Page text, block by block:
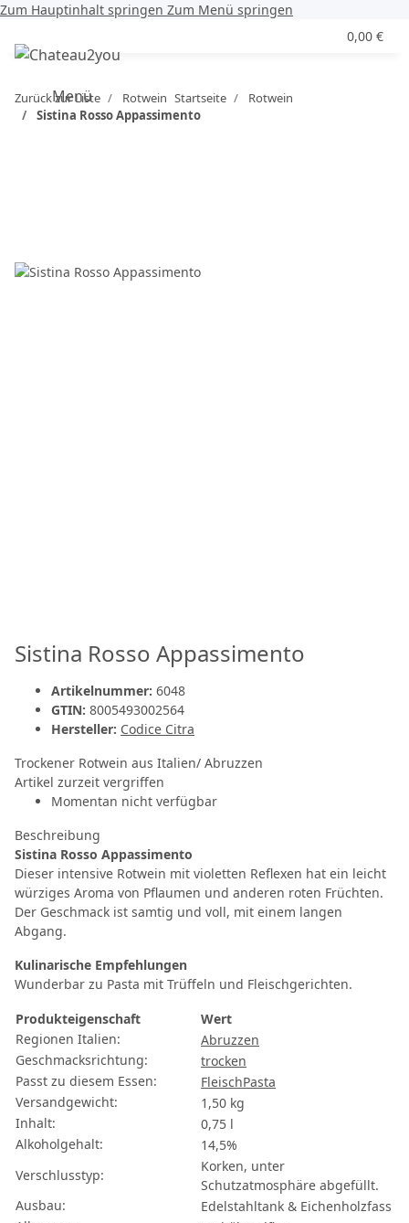
Zum Hauptinhalt springen Zum Menü springen
Menü
0,00 €
Zurück zur Liste Rotwein Startseite
Rotwein
Sistina Rosso Appassimento
Sistina Rosso Appassimento
Artikelnummer: 6048
GTIN: 8005493002564
Hersteller: Codice Citra
Trockener Rotwein aus Italien/ Abruzzen
Artikel zurzeit vergriffen
Momentan nicht verfügbar
Beschreibung
Sistina Rosso Appassimento
Dieser intensive Rotwein mit violetten Reflexen hat ein leicht
würziges Aroma von Pflaumen und anderen roten Früchten.
Der Geschmack ist samtig und voll, mit einem langen
Abgang.
Kulinarische Empfehlungen
Wunderbar zu Pasta mit Trüffeln und Fleischgerichten.
Produkteigenschaft
Wert
Regionen Italien:
Abruzzen
Geschmacksrichtung:
trocken
Passt zu diesem Essen:
FleischPasta
Versandgewicht:
1,50 kg
Inhalt:
0,75 l
Alkoholgehalt:
14,5%
Verschlusstyp:
Korken, unter
Schutzatmosphäre abgefüllt.
Ausbau:
Edelstahltank & Eichenholzfass